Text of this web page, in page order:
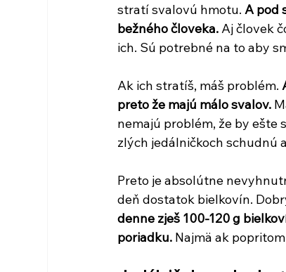
stratí svalovú hmotu. A pod
bežného človeka. Aj človek
ich. Sú potrebné na to aby
Ak ich stratíš, máš problém.
preto že majú málo svalov.
nemajú problém, že by ešte
zlých jedálničkoch schudnú
Preto je absolútne
deň dostatok bielkovín.
denne zješ 100-120 g
poriadku. Najmä ak